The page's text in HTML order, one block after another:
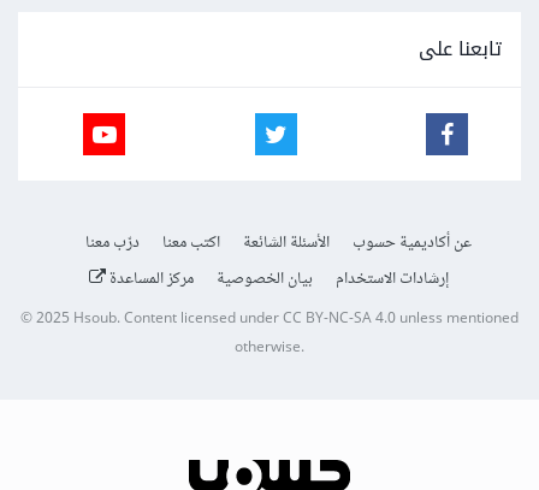
تابعنا على
عن أكاديمية حسوب الأسئلة الشائعة اكتب معنا
درّب معنا
إرشادات الاستخدام
بيان الخصوصية مركز المساعدة
© 2025Hsoub.Content licensed underCC BY-NC-SA 4.0unless mentioned
otherwise.